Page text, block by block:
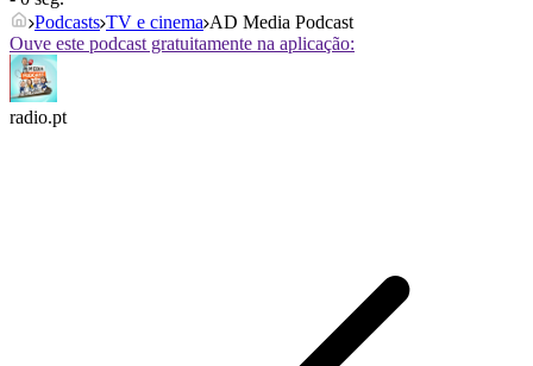
Podcasts TV e cinema AD Media Podcast
Ouve este podcast gratuitamente na aplicação:
radio.pt